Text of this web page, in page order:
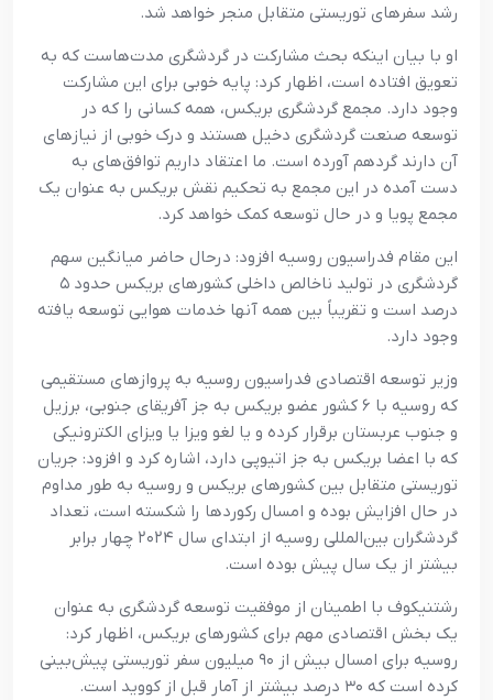
رشد سفرهای توریستی متقابل منجر خواهد شد.
او با بیان اینکه بحث مشارکت در گردشگری مدت‌هاست که به
تعویق افتاده است، اظهار کرد: پایه خوبی برای این مشارکت
وجود دارد. مجمع گردشگری بریکس، همه کسانی را که در
توسعه صنعت گردشگری دخیل هستند و درک خوبی از نیازهای
آن دارند گردهم آورده است. ما اعتقاد داریم توافق‌های به
دست آمده در این مجمع به تحکیم نقش بریکس به عنوان یک
مجمع پویا و در حال توسعه کمک خواهد کرد.
این مقام فدراسیون روسیه افزود: درحال حاضر میانگین سهم
گردشگری در تولید ناخالص داخلی کشورهای بریکس حدود ۵
درصد است و تقریباً بین همه آنها خدمات هوایی توسعه یافته
وجود دارد.
وزیر توسعه اقتصادی فدراسیون روسیه به پروازهای مستقیمی
که روسیه با ۶ کشور عضو بریکس به جز آفریقای جنوبی، برزیل
و جنوب عربستان برقرار کرده و یا لغو ویزا یا ویزای الکترونیکی
که با اعضا بریکس به جز اتیوپی دارد، اشاره کرد و افزود: جریان
توریستی متقابل بین کشورهای بریکس و روسیه به طور مداوم
در حال افزایش بوده و امسال رکوردها را شکسته است، تعداد
گردشگران بین‌المللی روسیه از ابتدای سال ۲۰۲۴ چهار برابر
بیشتر از یک سال پیش بوده است.
رشتنیکوف با اطمینان از موفقیت توسعه گردشگری به عنوان
یک بخش اقتصادی مهم برای کشورهای بریکس، اظهار کرد:
روسیه برای امسال بیش از ۹۰ میلیون سفر توریستی پیش‌بینی
کرده است که ۳۰ درصد بیشتر از آمار قبل از کووید است.